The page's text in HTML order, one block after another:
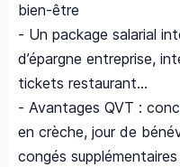
bien-être
- Un package salarial
d’épargne entreprise,
tickets restaurant…
- Avantages QVT :
en crèche, jour de
congés